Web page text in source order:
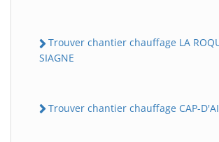
Trouver chantier chauffage LA
SIAGNE
Trouver chantier chauffage CAP-